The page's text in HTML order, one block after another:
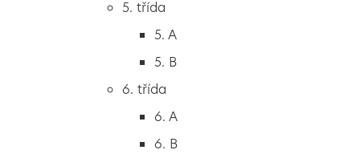
2. B
3. A
5. třída
5. A
5. B
6. třída
6. A
6. B